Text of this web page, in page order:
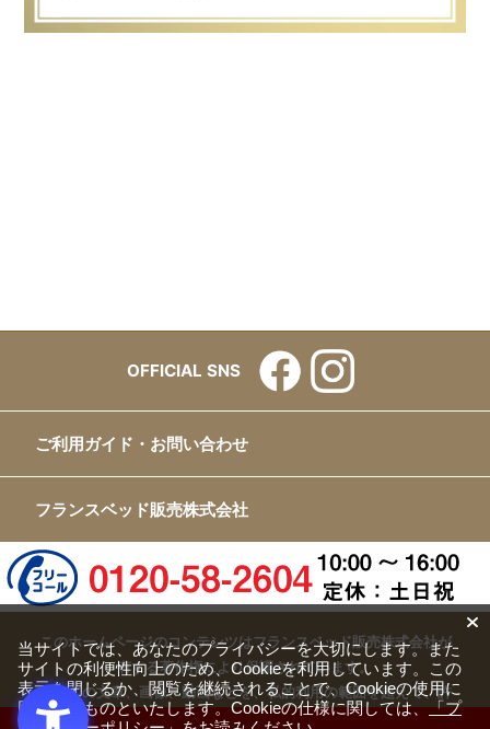
OFFICIAL SNS
ご利用ガイド・お問い合わせ
フランスベッド販売株式会社
このホームページのコンテンツはフランスベッド販売株式会社が
有する著作権により保護されています。
すべての文章、画像、動画などを、私的利用の範囲を超えて、許
可なく複製、改変、転載することは禁じられています。
当サイトでは、あなたのプライバシーを大切にします。また
サイトの利便性向上のため、Cookieを利用しています。この
表示を閉じるか、閲覧を継続されることで、Cookieの使用に
同意するものといたします。Cookieの仕様に関しては、「プ